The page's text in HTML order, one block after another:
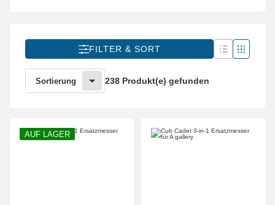
FILTER & SORT
Sortierung 238 Produkt(e) gefunden
AUF LAGER